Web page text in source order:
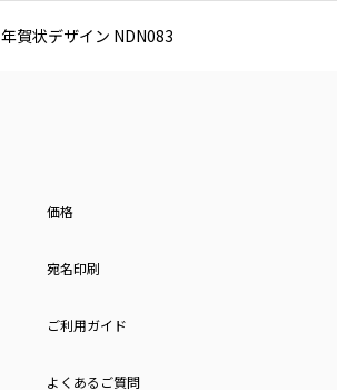
年賀状デザイン NDN083
価格
宛名印刷
ご利用ガイド
よくあるご質問